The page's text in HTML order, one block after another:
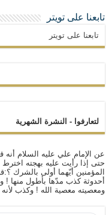
تابعنا على تويتر
تابعنا على تويتر
لتعارفوا - النشرة الشهرية
عن الإمام علي عليه السلام أنه
حتى إذا رأيت عليه بهجته
المؤمنين أيّهما أولى بالشرك
أحدوثة كذب مدّها بأطول منها !
ومعصيته معصية الله ! وكذب